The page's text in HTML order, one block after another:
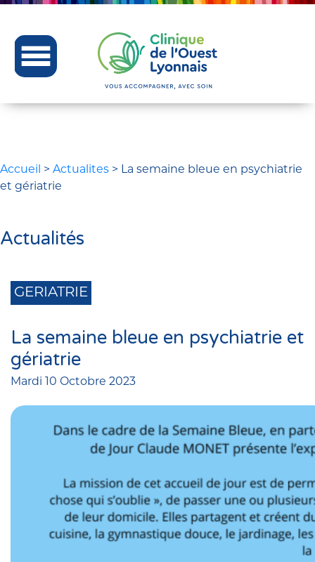
Accueil > Actualites > La semaine bleue en psychiatrie
et gériatrie
Actualités
GERIATRIE
La semaine bleue en psychiatrie et
gériatrie
Mardi 10 Octobre 2023